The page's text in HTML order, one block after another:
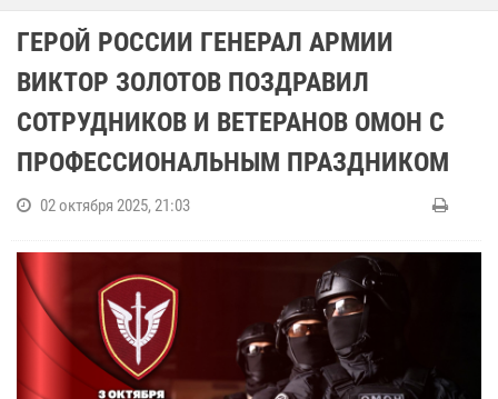
ГЕРОЙ РОССИИ ГЕНЕРАЛ АРМИИ
ВИКТОР ЗОЛОТОВ ПОЗДРАВИЛ
СОТРУДНИКОВ И ВЕТЕРАНОВ ОМОН С
ПРОФЕССИОНАЛЬНЫМ ПРАЗДНИКОМ
02 октября 2025, 21:03